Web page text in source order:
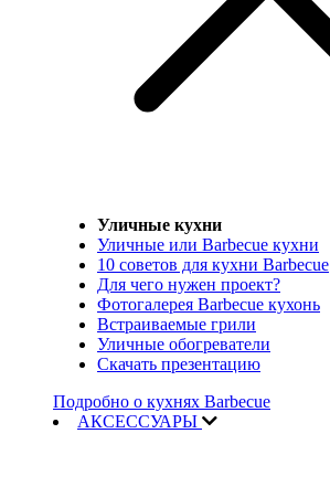
Уличные кухни
Уличные или Barbecue кухни
10 советов для кухни Barbecue
Для чего нужен проект?
Фотогалерея Barbecue кухонь
Встраиваемые грили
Уличные обогреватели
Скачать презентацию
Подробно о кухнях Barbecue
АКСЕССУАРЫ